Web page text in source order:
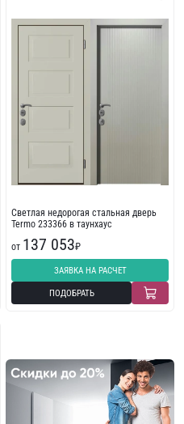
Светлая недорогая стальная дверь
Termo 233366 в таунхаус
от 137 053₽
ЗАЯВКА НА РАСЧЕТ
ПОДОБРАТЬ